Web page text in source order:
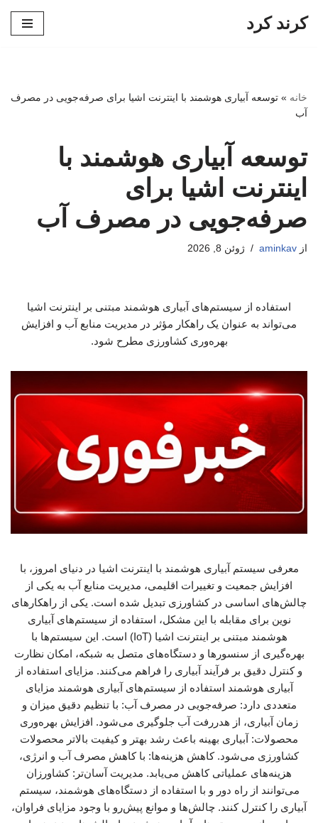
کرند کرد
خانه » توسعه آبیاری هوشمند با اینترنت اشیا برای صرفه‌جویی در مصرف
آب
توسعه آبیاری هوشمند با
اینترنت اشیا برای
صرفه‌جویی در مصرف آب
از aminkav ژوئن 8, 2026
استفاده از سیستم‌های آبیاری هوشمند مبتنی بر اینترنت اشیا
می‌تواند به عنوان یک راهکار مؤثر در مدیریت منابع آب و افزایش
بهره‌وری کشاورزی مطرح شود.
معرفی سیستم آبیاری هوشمند با اینترنت اشیا در دنیای امروز، با
افزایش جمعیت و تغییرات اقلیمی، مدیریت منابع آب به یکی از
چالش‌های اساسی در کشاورزی تبدیل شده است. یکی از راهکارهای
نوین برای مقابله با این مشکل، استفاده از سیستم‌های آبیاری
هوشمند مبتنی بر اینترنت اشیا (IoT) است. این سیستم‌ها با
بهره‌گیری از سنسورها و دستگاه‌های متصل به شبکه، امکان نظارت
و کنترل دقیق بر فرآیند آبیاری را فراهم می‌کنند. مزایای استفاده از
آبیاری هوشمند استفاده از سیستم‌های آبیاری هوشمند مزایای
متعددی دارد: صرفه‌جویی در مصرف آب: با تنظیم دقیق میزان و
زمان آبیاری، از هدررفت آب جلوگیری می‌شود. افزایش بهره‌وری
محصولات: آبیاری بهینه باعث رشد بهتر و کیفیت بالاتر محصولات
کشاورزی می‌شود. کاهش هزینه‌ها: با کاهش مصرف آب و انرژی،
هزینه‌های عملیاتی کاهش می‌یابد. مدیریت آسان‌تر: کشاورزان
می‌توانند از راه دور و با استفاده از دستگاه‌های هوشمند، سیستم
آبیاری را کنترل کنند. چالش‌ها و موانع پیش‌رو با وجود مزایای فراوان،